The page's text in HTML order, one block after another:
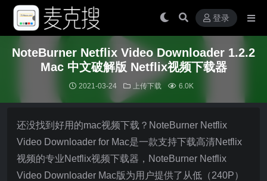
登录
NoteBurner Netflix Video Downloader 1.2.2
Mac 中文破解版 Netflix视频下载器
2021-03-24 上传下载 6.0K
还没找到好用的mac视频下载？NoteBurner Netflix
Video Downloader for Mac是一款支持下载高清Netflix
视频的专业Netflix视频下载器，NoteBurner Netflix
Video Downloader Mac版为用户提供了从低（240P）